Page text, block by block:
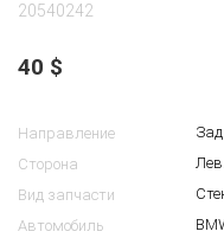
20540242
40 $
Направление
Зад.
Сторона
Лев.
Вид запчасти
Автомобиль